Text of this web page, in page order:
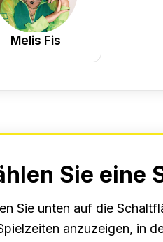
Melis Fis
Sie eine
Sie unten auf die
anzuzeigen, in